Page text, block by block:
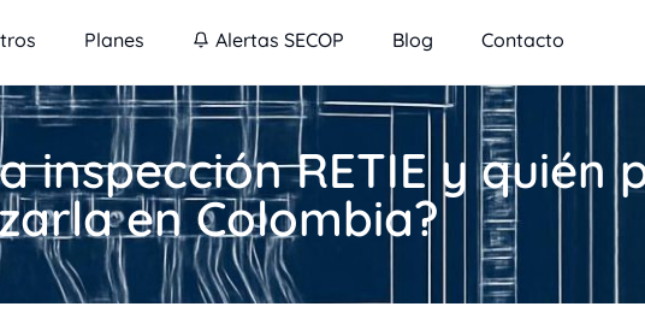
Planes Alertas SECOP Blog Contacto
inspección RETIE y quién
en Colombia?